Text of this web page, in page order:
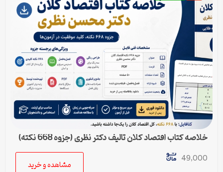
خلاصه کتاب اقتصاد کلان تالیف دکتر نظری (جزوه 668 نکته)
49,000
مشاهده و خرید